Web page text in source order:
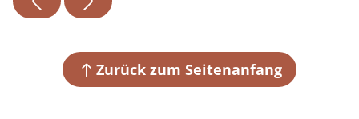
Zurück zum Seitenanfang